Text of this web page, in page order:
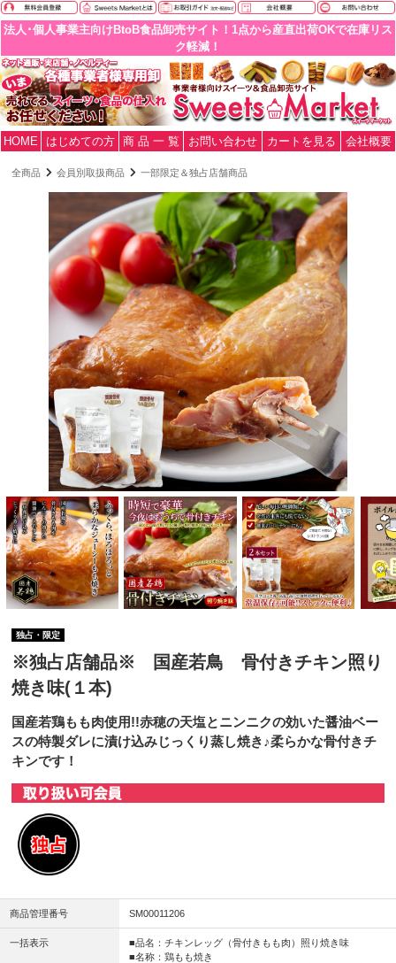
法人･個人事業主向けBtoB食品卸売サイト！1点から産直出荷OKで在庫リス
ク軽減！
HOME はじめての方 商 品 一 覧 お問い合わせ カートを見る 会社概要
全商品 会員別取扱商品 一部限定＆独占店舗商品
独占・限定
※独占店舗品※ 国産若鳥 骨付きチキン照り
焼き味(１本)
国産若鶏もも肉使用!!赤穂の天塩とニンニクの効いた醤油ベー
スの特製ダレに漬け込みじっくり蒸し焼き♪柔らかな骨付きチ
キンです！
商品管理番号 SM00011206
一括表示
■品名：チキンレッグ（骨付きもも肉）照り焼き味
■名称：鶏もも焼き